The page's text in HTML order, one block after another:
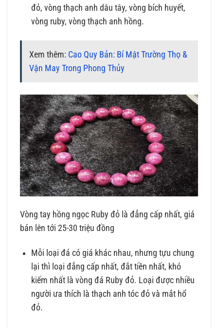
đỏ, vòng thạch anh dâu tây, vòng bích huyết,
vòng ruby, vòng thạch anh hồng.
Xem thêm: Cao Quy Bản: Bí Mật Trường Thọ &
Vận May Trong Phong Thủy
Vòng tay hồng ngọc Ruby đỏ là đẳng cấp nhất, giá
bán lên tới 25-30 triệu đồng
Mỗi loại đá có giá khác nhau, nhưng tựu chung
lại thì loại đẳng cấp nhất, đắt tiền nhất, khó
kiếm nhất là vòng đá Ruby đỏ. Loại được nhiều
người ưa thích là thạch anh tóc đỏ và mắt hổ
đỏ.